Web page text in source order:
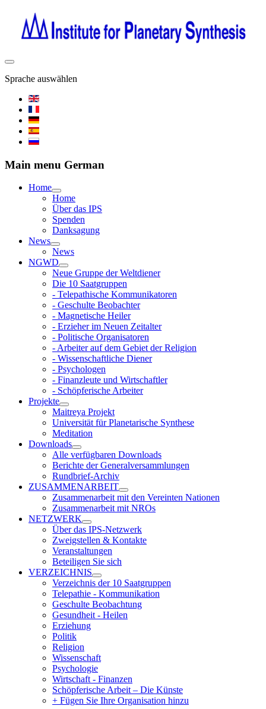
Sprache auswählen
Main menu German
Home
Home
Über das IPS
Spenden
Danksagung
News
News
NGWD
Neue Gruppe der Weltdiener
Die 10 Saatgruppen
- Telepathische Kommunikatoren
- Geschulte Beobachter
- Magnetische Heiler
- Erzieher im Neuen Zeitalter
- Politische Organisatoren
- Arbeiter auf dem Gebiet der Religion
- Wissenschaftliche Diener
- Psychologen
- Finanzleute und Wirtschaftler
- Schöpferische Arbeiter
Projekte
Maitreya Projekt
Universität für Planetarische Synthese
Meditation
Downloads
Alle verfügbaren Downloads
Berichte der Generalversammlungen
Rundbrief-Archiv
ZUSAMMENARBEIT
Zusammenarbeit mit den Vereinten Nationen
Zusammenarbeit mit NROs
NETZWERK
Über das IPS-Netzwerk
Zweigstellen & Kontakte
Veranstaltungen
Beteiligen Sie sich
VERZEICHNIS
Verzeichnis der 10 Saatgruppen
Telepathie - Kommunikation
Geschulte Beobachtung
Gesundheit - Heilen
Erziehung
Politik
Religion
Wissenschaft
Psychologie
Wirtschaft - Finanzen
Schöpferische Arbeit – Die Künste
+ Fügen Sie Ihre Organisation hinzu